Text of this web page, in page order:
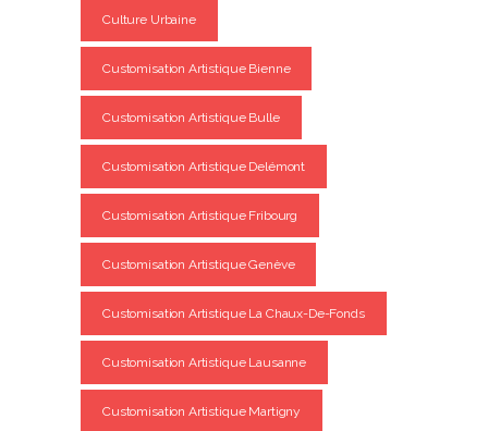
Culture Urbaine
Customisation Artistique Bienne
Customisation Artistique Bulle
Customisation Artistique Delémont
Customisation Artistique Fribourg
Customisation Artistique Genève
Customisation Artistique La Chaux-De-Fonds
Customisation Artistique Lausanne
Customisation Artistique Martigny